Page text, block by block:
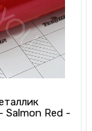
Salmon Red -